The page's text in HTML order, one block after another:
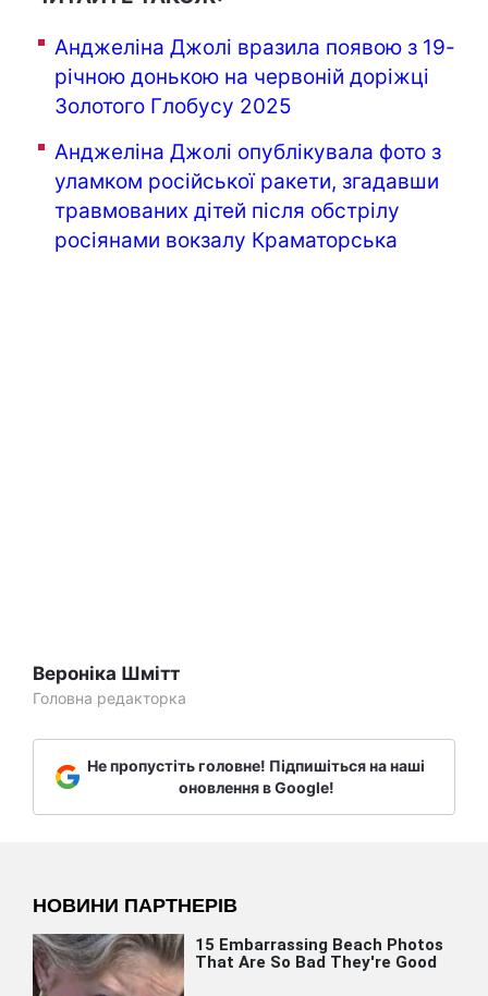
Анджеліна Джолі вразила появою з 19-
річною донькою на червоній доріжці
Золотого Глобусу 2025
Анджеліна Джолі опублікувала фото з
уламком російської ракети, згадавши
травмованих дітей після обстрілу
росіянами вокзалу Краматорська
Вероніка Шмітт
Головна редакторка
Не пропустіть головне! Підпишіться на наші
оновлення в Google!